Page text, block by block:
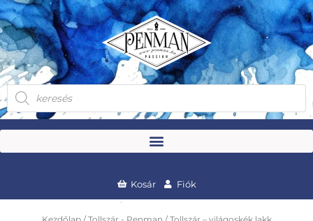
Skip
to
content
Products
search
Kosár Fiók